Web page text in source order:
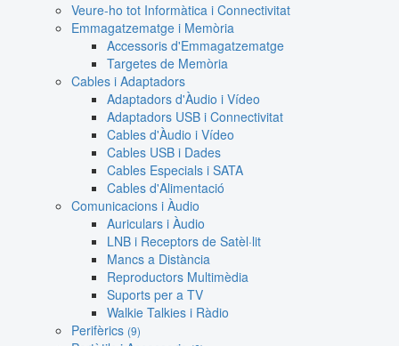
Veure-ho tot Informàtica i Connectivitat
Emmagatzematge i Memòria
Accessoris d'Emmagatzematge
Targetes de Memòria
Cables i Adaptadors
Adaptadors d'Àudio i Vídeo
Adaptadors USB i Connectivitat
Cables d'Àudio i Vídeo
Cables USB i Dades
Cables Especials i SATA
Cables d'Alimentació
Comunicacions i Àudio
Auriculars i Àudio
LNB i Receptors de Satèl·lit
Mancs a Distància
Reproductors Multimèdia
Suports per a TV
Walkie Talkies i Ràdio
Perifèrics (9)